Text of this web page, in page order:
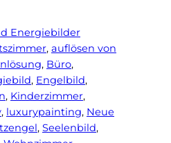
Energiebilder
, auflösen von
, Büro
, Engelbild
, Kinderzimmer
, luxurypainting, Neue
, Seelenbild